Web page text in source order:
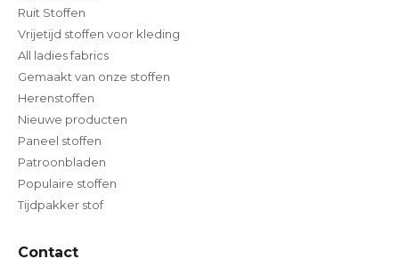
Ruit Stoffen
Vrijetijd stoffen voor kleding
All ladies fabrics
Gemaakt van onze stoffen
Herenstoffen
Nieuwe producten
Paneel stoffen
Patroonbladen
Populaire stoffen
Tijdpakker stof
Contact